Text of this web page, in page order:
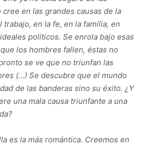
en las grandes causas de la
trabajo, en la fe, en la familia, en
políticos. Se enrola bajo esas
los hombres fallen, éstas no
se ve que no triunfan las
(…) Se descubre que el mundo
de las banderas sino su éxito. ¿Y
una mala causa triunfante a una
es la más romántica. Creemos en